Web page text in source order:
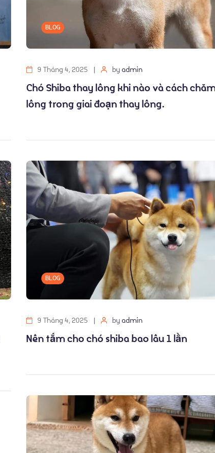
BLOG
9 Tháng 4, 2025 by admin
Chó Shiba thay lông khi nào và cách
lông trong giai đoạn thay lông.
BLOG
9 Tháng 4, 2025 by admin
Nên tắm cho chó shiba bao lâu 1 lần